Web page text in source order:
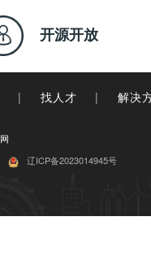
开源开放
| 找人才 |
解决
辽ICP备2023014945号